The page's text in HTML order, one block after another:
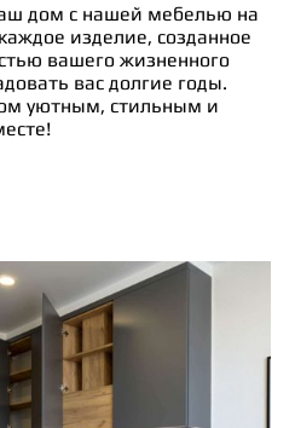
дом с нашей мебелью на
изделие, созданное
вашего жизненного
вас долгие годы.
уютным, стильным и